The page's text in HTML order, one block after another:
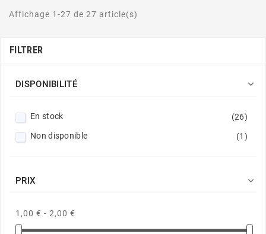
Affichage 1-27 de 27 article(s)
FILTRER
DISPONIBILITÉ 
En stock
(26)
Non disponible
(1)
PRIX 
1,00 € - 2,00 €